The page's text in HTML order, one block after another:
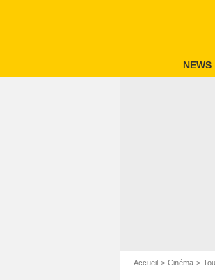
NEWS
Accueil Cinéma